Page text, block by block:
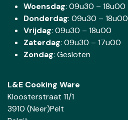
Woensdag: 09u30 – 18u00
Donderdag: 09u30 – 18u00
Vrijdag: 09u30 – 18u00
Zaterdag: 09u30 – 17u00
Zondag: Gesloten
L&E Cooking Ware
Kloosterstraat 11/1
3910 (Neer)Pelt